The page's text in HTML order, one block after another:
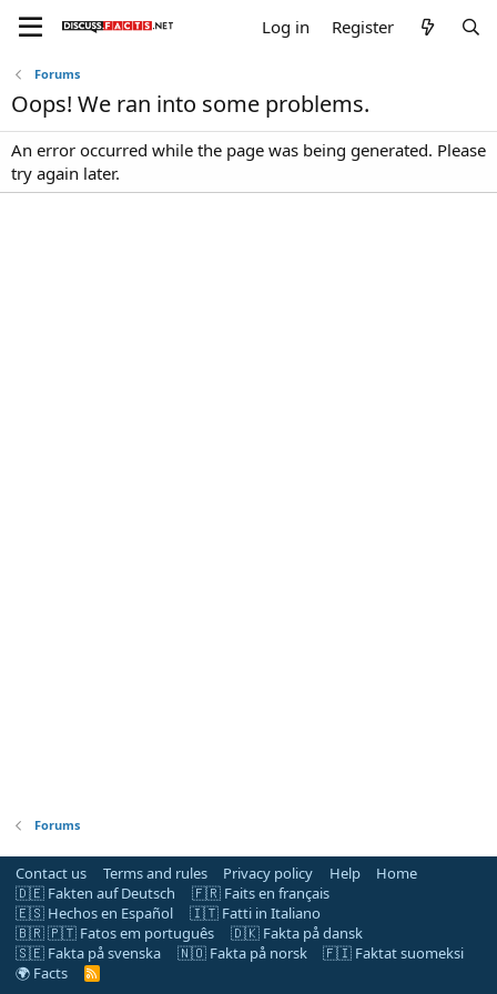
Log in Register
Forums
Oops! We ran into some problems.
An error occurred while the page was being generated. Please
try again later.
Forums
Contact us Terms and rules Privacy policy Help
Home
🇩🇪 Fakten auf Deutsch
🇫🇷 Faits en français
🇪🇸 Hechos en Español
🇮🇹 Fatti in Italiano
🇧🇷 🇵🇹 Fatos em português
🇩🇰 Fakta på dansk
🇸🇪 Fakta på svenska
🇳🇴 Fakta på norsk
🇫🇮 Faktat suomeksi
🌍 Facts
R